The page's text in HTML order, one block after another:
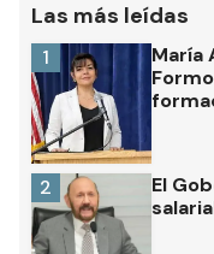
Las más leídas
María
1
El
2